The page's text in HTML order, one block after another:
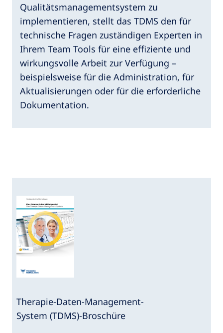
Qualitätsmanagementsystem zu
implementieren, stellt das TDMS den für
technische Fragen zuständigen Experten in
Ihrem Team Tools für eine effiziente und
wirkungsvolle Arbeit zur Verfügung –
beispielsweise für die Administration, für
Aktualisierungen oder für die erforderliche
Dokumentation.
Therapie-Daten-Management-
System (TDMS)-Broschüre